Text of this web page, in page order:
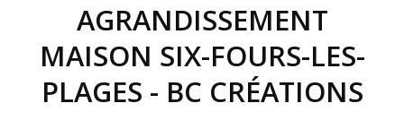
AGRANDISSEMENT
MAISON SIX-FOURS-LES-
PLAGES - BC CRÉATIONS